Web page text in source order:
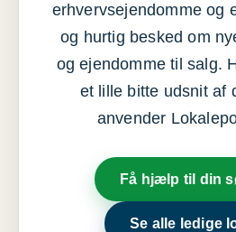
erhvervsejendomme og
og hurtig besked om
og ejendomme til salg.
et lille bitte udsnit af
anvender
Få hjælp til din
Se alle ledige